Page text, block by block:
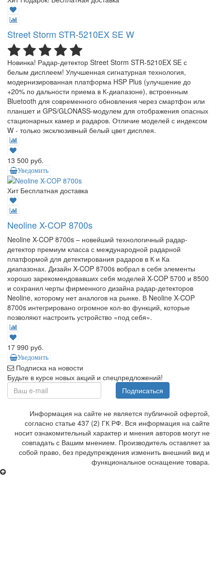
Street Storm STR-5210EX SE W
Новинка! Радар-детектор Street Storm STR-5210EX SE с
белым дисплеем! Улучшенная сигнатурная технология,
модернизированная платформа HSP Plus (улучшение до
+20% по дальности приема в К-диапазоне), встроенным
Bluetooth для современного обновления через смартфон или
планшет и GPS/GLONASS-модулем для отображения опасных
стационарных камер и радаров. Отличие моделей с индексом
W - только эксклюзивный белый цвет дисплея.
13 500 руб.
Уведомить
Хит Бесплатная доставка
Neoline X-COP 8700s
Neoline X-COP 8700s – новейший технологичный радар-
детектор премиум класса с международной радарной
платформой для детектирования радаров в К и Ка
диапазонах. Дизайн X-COP 8700s вобрал в себя элементы
хорошо зарекомендовавших себя моделей X-COP 5700 и 8500
и сохранил черты фирменного дизайна радар-детекторов
Neoline, которому нет аналогов на рынке. В Neoline X-COP
8700s интегрировано огромное кол-во функций, которые
позволяют настроить устройство «под себя».
17 990 руб.
Уведомить
Подписка на новости
Будьте в курсе новых акций и спецпредложений!
Подписаться
Информация на сайте не является публичной офертой,
согласно статье 437 (2) ГК РФ. Вся информация на сайте
носит ознакомительный характер и мнения авторов могут не
совпадать с Вашим мнением. Производитель оставляет за
собой право, без предупреждения изменить внешний вид и
функциональное оснащение товара.